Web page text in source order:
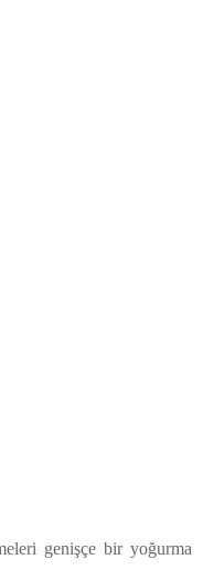
genişçe bir yoğurma